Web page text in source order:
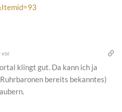
vor
klingt gut. Da kann ich ja
bereits bekanntes)